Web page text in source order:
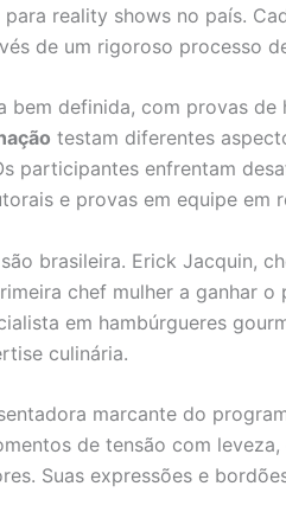
reality shows no país.
de um rigoroso processo
definida, com provas de
testam diferentes
participantes enfrentam
e provas em equipe em
brasileira. Erick Jacquin,
chef mulher a ganhar
em hambúrgueres
culinária.
marcante do
de tensão com
Suas expressões e